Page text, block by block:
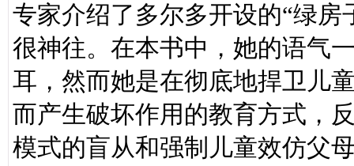
专家介绍了多尔多开设的“绿
很神往。在本书中，她的语气
耳，然而她是在彻底地捍卫儿
而产生破坏作用的教育方式，
模式的盲从和强制儿童效仿父